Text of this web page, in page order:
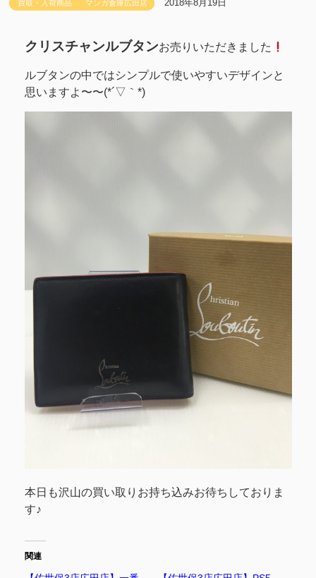
買取・入荷商品 マンガ倉庫広田店 2018年8月19日
クリスチャンルブタンお売りいただきました
ルブタンの中ではシンプルで使いやすいデザインと
思いますよ〜〜(*´▽｀*)
本日も沢山の買い取りお持ち込みお待ちしておりま
す♪
関連